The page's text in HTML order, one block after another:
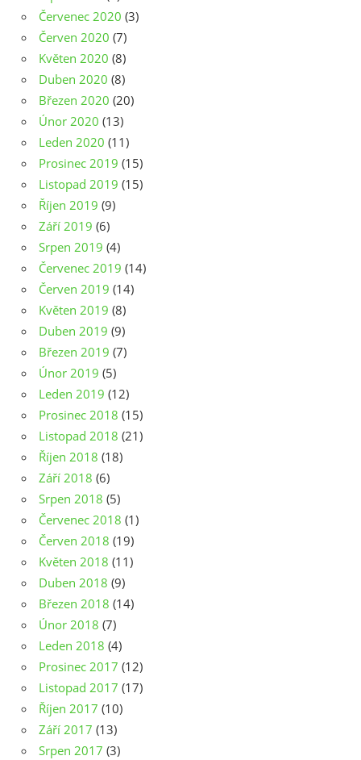
Červenec 2020 (3)
Červen 2020 (7)
Květen 2020 (8)
Duben 2020 (8)
Březen 2020 (20)
Únor 2020 (13)
Leden 2020 (11)
Prosinec 2019 (15)
Listopad 2019 (15)
Říjen 2019 (9)
Září 2019 (6)
Srpen 2019 (4)
Červenec 2019 (14)
Červen 2019 (14)
Květen 2019 (8)
Duben 2019 (9)
Březen 2019 (7)
Únor 2019 (5)
Leden 2019 (12)
Prosinec 2018 (15)
Listopad 2018 (21)
Říjen 2018 (18)
Září 2018 (6)
Srpen 2018 (5)
Červenec 2018 (1)
Červen 2018 (19)
Květen 2018 (11)
Duben 2018 (9)
Březen 2018 (14)
Únor 2018 (7)
Leden 2018 (4)
Prosinec 2017 (12)
Listopad 2017 (17)
Říjen 2017 (10)
Září 2017 (13)
Srpen 2017 (3)